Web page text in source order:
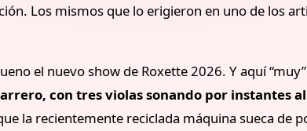
Los mismos que lo erigieron en uno de los
el nuevo show de Roxette 2026. Y aquí
con tres violas sonando por instantes
la recientemente reciclada máquina sueca